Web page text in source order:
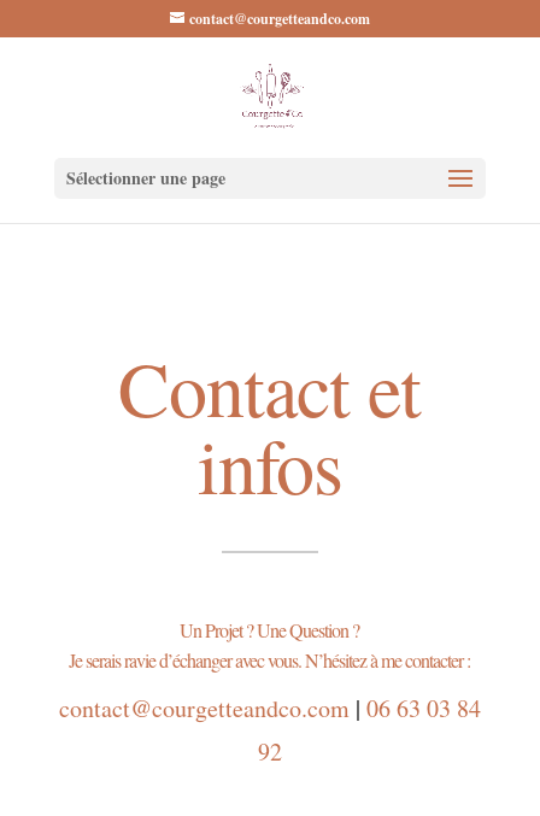
contact@courgetteandco.com
Sélectionner une page
Contact et
infos
Un Projet ? Une Question ?
Je serais ravie d’échanger avec vous.N’hésitez à me contacter :
contact@courgetteandco.com| 06 63 03 84
92